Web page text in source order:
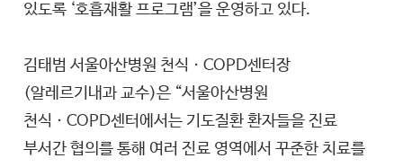
있도록 ‘호흡재활 프로그램’을 운영하고 있다.
김태범 서울아산병원 천식ㆍCOPD센터장
(알레르기내과 교수)은 “서울아산병원
천식ㆍCOPD센터에서는 기도질환 환자들을 진료
부서간 협의를 통해 여러 진료 영역에서 꾸준한 치료를